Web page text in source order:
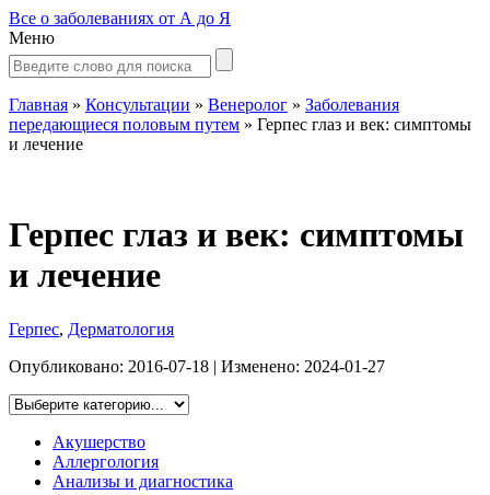
Все о заболеваниях от А до Я
Меню
Главная » Консультации » Венеролог » Заболевания
передающиеся половым путем » Герпес глаз и век: симптомы
и лечение
Герпес глаз и век: симптомы
и лечение
Герпес, Дерматология
Опубликовано: 2016-07-18 | Изменено: 2024-01-27
Акушерство
Аллергология
Анализы и диагностика